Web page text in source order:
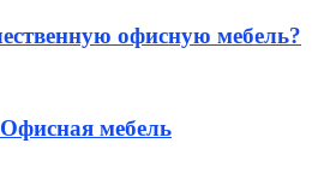
офисную мебель?
мебель